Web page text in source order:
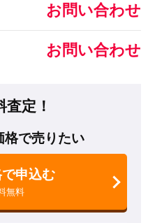
お問い合わせ
お問い合わせ
定！
格で売りたい
申込む
無料